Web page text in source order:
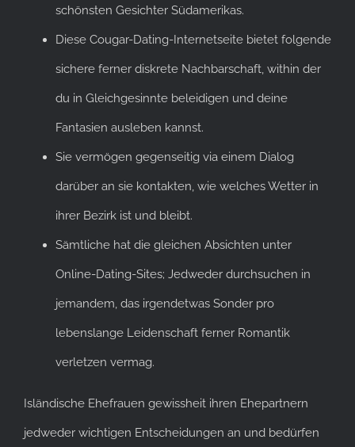
schönsten Gesichter Südamerikas.
Diese Cougar-Dating-Internetseite bietet folgende
sichere ferner diskrete Nachbarschaft, within der
du in Gleichgesinnte beleidigen und deine
Fantasien ausleben kannst.
Sie vermögen gegenseitig via einem Dialog
darüber an sie kontakten, wie welches Wetter in
ihrer Bezirk ist und bleibt.
Sämtliche hat die gleichen Absichten unter
Online-Dating-Sites; Jedweder durchsuchen in
jemandem, das irgendetwas Sonder pro
lebenslange Leidenschaft ferner Romantik
verletzen vermag.
Isländische Ehefrauen gewissheit ihren Ehepartnern
jedweder wichtigen Entscheidungen an und bedürfen